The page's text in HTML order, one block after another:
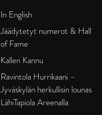
In English
Jäädytetyt numerot & Hall
of Fame
Kallen Kannu
Ravintola Hurrikaani –
Jyväskylän herkullisin lounas
LähiTapiola Areenalla